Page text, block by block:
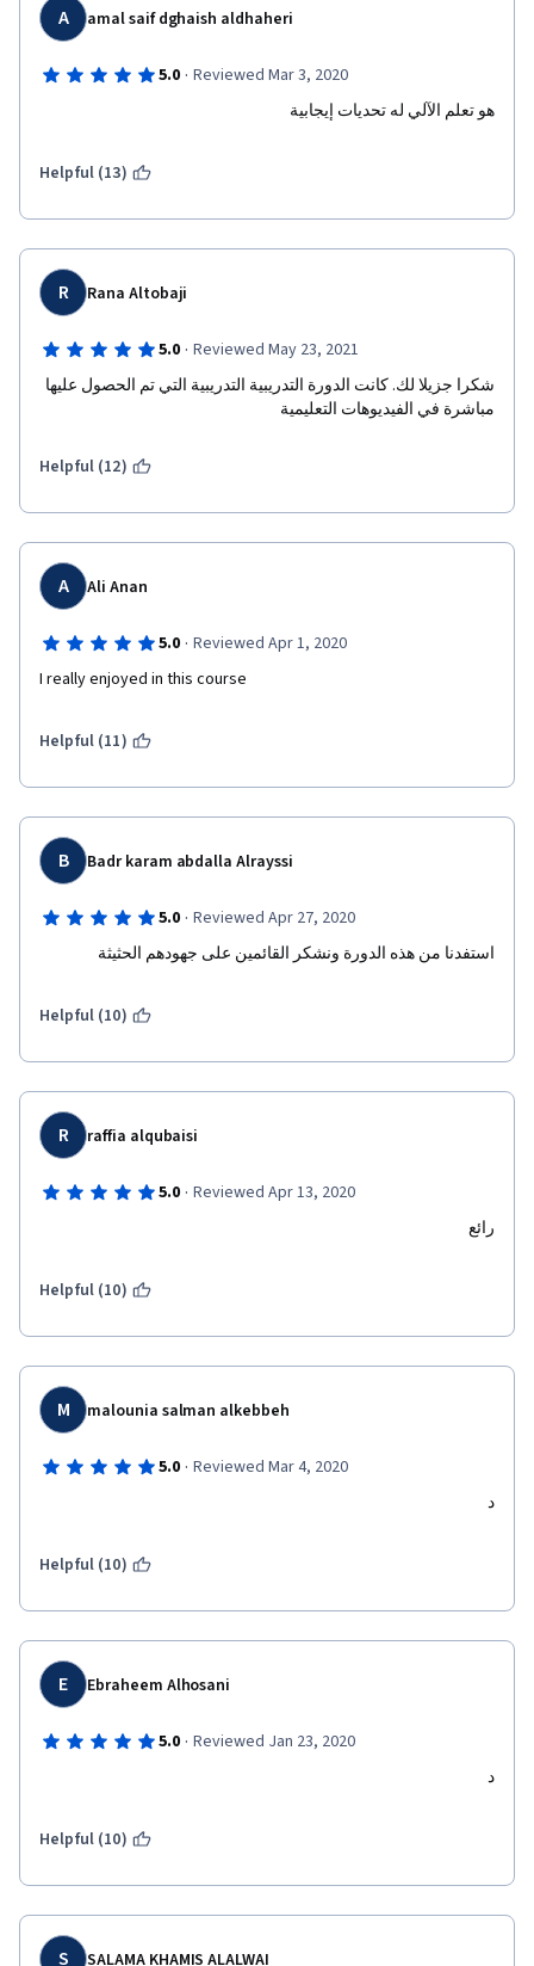
A amal saif dghaish aldhaheri
5.0 · Reviewed Mar 3, 2020
هو تعلم الآلي له تحديات إيجابية
Helpful (13)
R Rana Altobaji
5.0 · Reviewed May 23, 2021
مباشرة في الفيديوهات التعليمية
Helpful (12)
A Ali Anan
5.0 · Reviewed Apr 1, 2020
I really enjoyed in this course
Helpful (11)
B Badr karam abdalla Alrayssi
5.0 · Reviewed Apr 27, 2020
استفدنا من هذه الدورة ونشكر القائمين على جهودهم الحثيثة
Helpful (10)
R raffia alqubaisi
5.0 · Reviewed Apr 13, 2020
رائع
Helpful (10)
M malounia salman alkebbeh
5.0 · Reviewed Mar 4, 2020
د
Helpful (10)
E Ebraheem Alhosani
5.0 · Reviewed Jan 23, 2020
د
Helpful (10)
S SALAMA KHAMIS ALALWAI